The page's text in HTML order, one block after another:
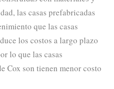
las casas prefabricadas
que las casas
los costos a largo plazo
lo que las casas
Cox son tienen menor costo